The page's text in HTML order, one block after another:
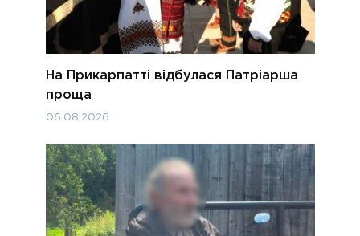
На Прикарпатті відбулася Патріарша
проща
06.08.2026